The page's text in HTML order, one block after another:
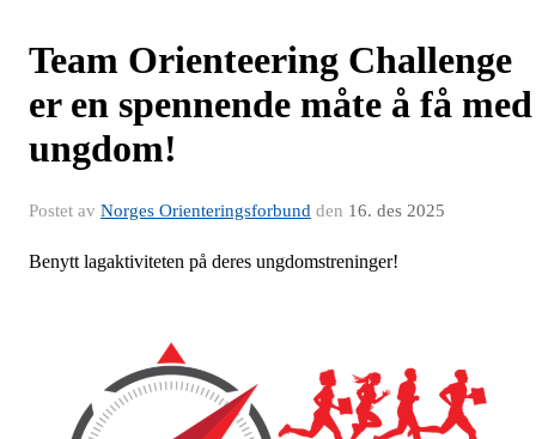
Team Orienteering Challenge
er en spennende måte å få med
ungdom!
Postet av Norges Orienteringsforbund den 16. des 2025
Benytt lagaktiviteten på deres ungdomstreninger!